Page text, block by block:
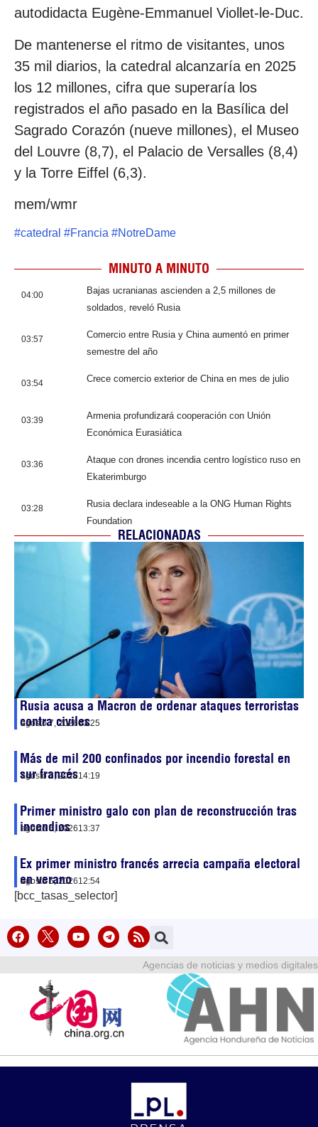
autodidacta Eugène-Emmanuel Viollet-le-Duc.
De mantenerse el ritmo de visitantes, unos
35 mil diarios, la catedral alcanzaría en 2025
los 12 millones, cifra que superaría los
registrados el año pasado en la Basílica del
Sagrado Corazón (nueve millones), el Museo
del Louvre (8,7), el Palacio de Versalles (8,4)
y la Torre Eiffel (6,3).
mem/wmr
#catedral #Francia #NotreDame
MINUTO A MINUTO
04:00
Bajas ucranianas ascienden a 2,5 millones de
soldados, reveló Rusia
03:57
Comercio entre Rusia y China aumentó en primer
semestre del año
03:54 Crece comercio exterior de China en mes de julio
03:39
Armenia profundizará cooperación con Unión
Económica Eurasiática
03:36
Ataque con drones incendia centro logístico ruso en
Ekaterimburgo
03:28
Rusia declara indeseable a la ONG Human Rights
Foundation
RELACIONADAS
Rusia acusa a Macron de ordenar ataques terroristas
contra civiles
agosto 7, 202603:25
Más de mil 200 confinados por incendio forestal en
sur francés
agosto 6, 202614:19
Primer ministro galo con plan de reconstrucción tras
incendios
agosto 6, 202613:37
Ex primer ministro francés arrecia campaña electoral
en verano
agosto 6, 202612:54
[bcc_tasas_selector]
Agencias de noticias y medios digitales